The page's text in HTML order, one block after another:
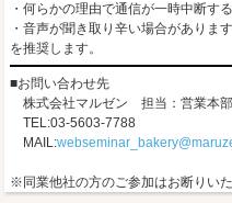
・何らかの理由で通信が一時中断す
・音声が聞き取り辛い場合がありま
を推奨します。
■お問い合わせ先
株式会社マルゼン 担当：営業本部
TEL:03-5603-7788
MAIL:
※同業他社の方のご参加はお断りい